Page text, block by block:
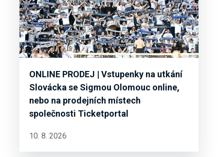
ONLINE PRODEJ | Vstupenky na utkání
Slovácka se Sigmou Olomouc online,
nebo na prodejních místech
společnosti Ticketportal
10. 8. 2026